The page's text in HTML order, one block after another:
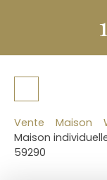
Vente Maison
Maison
59290